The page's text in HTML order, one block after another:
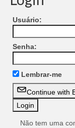
Usuário:
Senha:
Lembrar-me
Continue with
Não tem uma